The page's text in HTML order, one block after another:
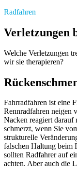
Radfahren
Verletzungen
Welche Verletzungen
wir sie therapieren?
Fahrradfahren ist eine
Rennradfahren neigen
Nacken reagiert darauf
schmerzt, wenn Sie
strukturelle
falschen Haltung beim
sollten Radfahrer auf
achten. Aber auch die